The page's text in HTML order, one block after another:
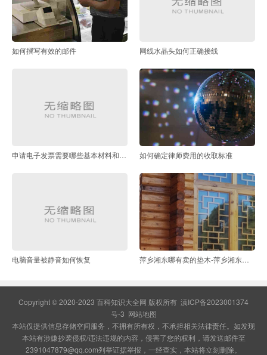
如何撰写有效的邮件 网线水晶头如何正确接线
申请电子发票需要哪些基本材料和设备 如何确定律师费用的收取标准
电脑音量被静音如何恢复 萍乡湘东哪有卖的垫木-萍乡湘东有谁能提供做沙发垫子
Copyright © 2020-2023 百科知识大全网 版权所有 滇ICP备2023001374
号-3 网站地图
本站仅提供信息存储空间服务，不拥有所有权，不承担相关法律责任。如发现
本站有涉嫌抄袭侵权/违法违规的内容，侵害了您的权利，请发送邮件至
2391047879@qq.com列举证据举报，一经查实，本站将立刻删除。